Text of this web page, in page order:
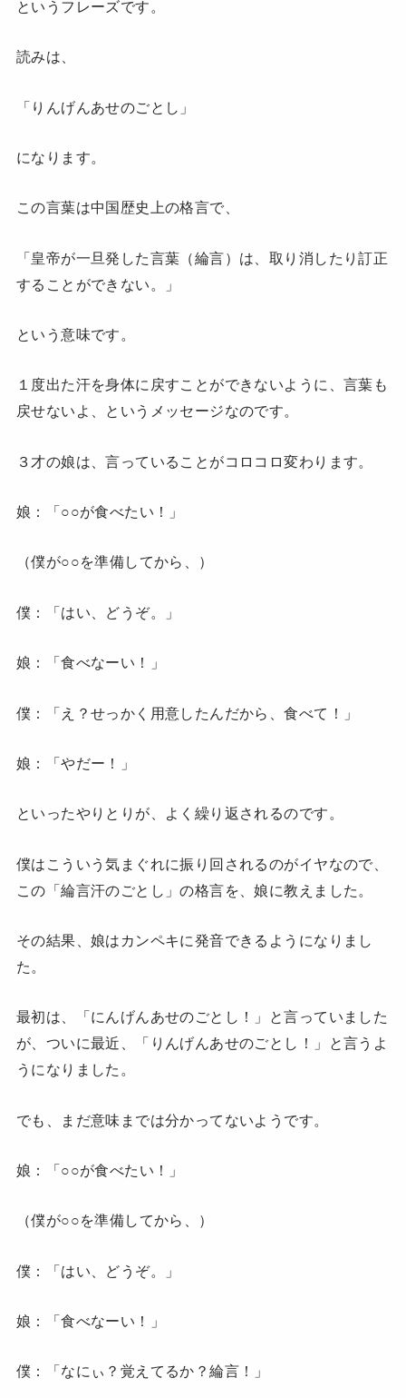
というフレーズです。
読みは、
「りんげんあせのごとし」
になります。
この言葉は中国歴史上の格言で、
「皇帝が一旦発した言葉（綸言）は、取り消したり訂正
することができない。」
という意味です。
１度出た汗を身体に戻すことができないように、言葉も
戻せないよ、というメッセージなのです。
３才の娘は、言っていることがコロコロ変わります。
娘：「○○が食べたい！」
（僕が○○を準備してから、）
僕：「はい、どうぞ。」
娘：「食べなーい！」
僕：「え？せっかく用意したんだから、食べて！」
娘：「やだー！」
といったやりとりが、よく繰り返されるのです。
僕はこういう気まぐれに振り回されるのがイヤなので、
この「綸言汗のごとし」の格言を、娘に教えました。
その結果、娘はカンペキに発音できるようになりまし
た。
最初は、「にんげんあせのごとし！」と言っていました
が、ついに最近、「りんげんあせのごとし！」と言うよ
うになりました。
でも、まだ意味までは分かってないようです。
娘：「○○が食べたい！」
（僕が○○を準備してから、）
僕：「はい、どうぞ。」
娘：「食べなーい！」
僕：「なにぃ？覚えてるか？綸言！」